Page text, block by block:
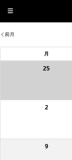
前月
月
25
2
9